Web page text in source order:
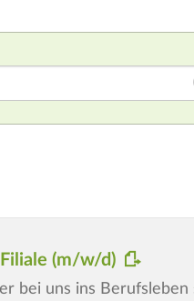
(m/w/d)
bei uns ins